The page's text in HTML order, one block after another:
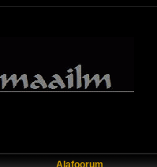
Alafoorum